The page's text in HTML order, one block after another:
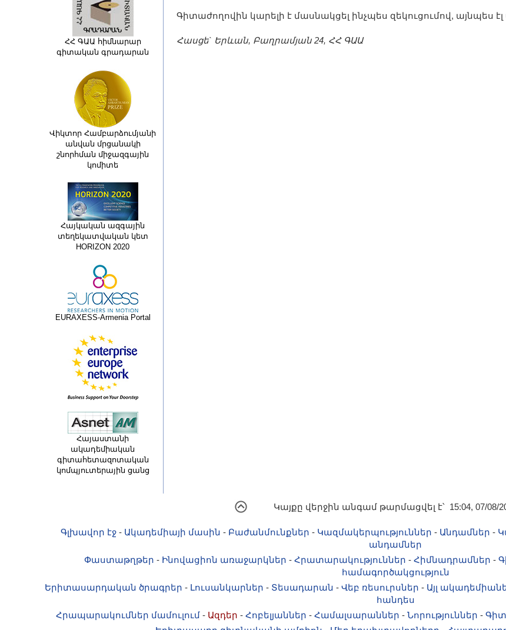
ՀՀ ԳԱԱ հիմնարար
գիտական գրադարան
Վիկտոր Համբարձումյանի
անվան մրցանակի
շնորհման միջազգային
կոմիտե
Հայկական ազգային
տեղեկատվական կետ
HORIZON 2020
EURAXESS-Armenia Portal
Հայաստանի
ակադեմիական
գիտահետազոտական
կոմպյուտերային ցանց
Գիտաժողովին կարելի է մասնակցել ինչպես զեկուցումով, այնպես
Հասցե` Երևան, Բաղրամյան 24, ՀՀ ԳԱԱ
Կայքը վերջին անգամ թարմացվել է՝ 15:04, 07/08/
Գլխավոր էջ - Ակադեմիայի մասին - Բաժանմունքներ - Կազմակերպություններ - Անդամներ -
անդամներ
Փաստաթղթեր - Ինովացիոն առաջարկներ - Հրատարակություններ - Հիմնադրամներ -
համագործակցություն
Երիտասարդական ծրագրեր - Լուսանկարներ - Տեսադարան - Վեբ ռեսուրսներ - Այլ
հանդես
Հրապարակումներ մամուլում- Ազդեր - Հոբելյաններ - Համալսարաններ - Նորություններ -